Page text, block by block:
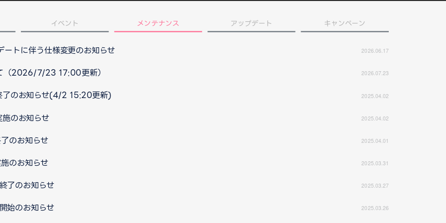
イベント メンテナンス アップデート キャンペーン
トに伴う仕様変更のお知らせ 2026.06.17
（2026/7/23 17:00更新） 2026.07.23
のお知らせ(4/2 15:20更新) 2025.04.02
のお知らせ 2025.04.02
のお知らせ 2025.04.01
のお知らせ 2025.03.31
了のお知らせ 2025.03.27
始のお知らせ 2025.03.26